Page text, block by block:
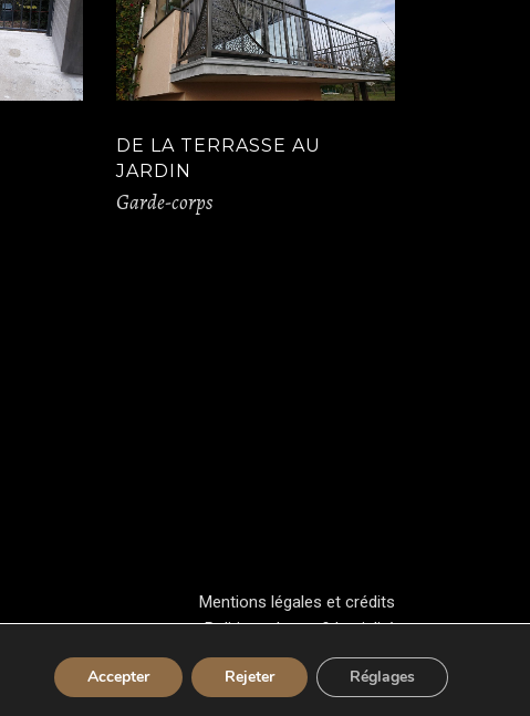
DE LA TERRASSE AU
JARDIN
Garde-corps
Mentions légales et crédits
Politique de confidentialité
Accepter Rejeter Réglages